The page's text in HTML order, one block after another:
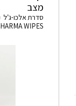
מצב
WIPES